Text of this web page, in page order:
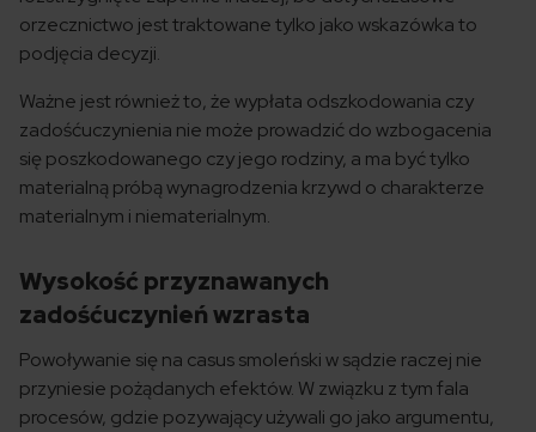
orzecznictwo jest traktowane tylko jako wskazówka to
podjęcia decyzji.
Ważne jest również to, że wypłata odszkodowania czy
zadośćuczynienia nie może prowadzić do wzbogacenia
się poszkodowanego czy jego rodziny, a ma być tylko
materialną próbą wynagrodzenia krzywd o charakterze
materialnym i niematerialnym.
Wysokość przyznawanych
zadośćuczynień wzrasta
Powoływanie się na casus smoleński w sądzie raczej nie
przyniesie pożądanych efektów. W związku z tym fala
procesów, gdzie pozywający używali go jako argumentu,